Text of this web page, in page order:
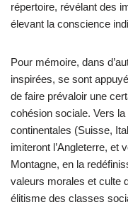
répertoire, révélant des
élevant la conscience
Pour mémoire, dans
inspirées, se sont
de faire prévaloir une
cohésion sociale. Vers
continentales (Suisse,
imiteront l’Angleterre, et
Montagne, en la
valeurs morales et culte
élitisme des classes